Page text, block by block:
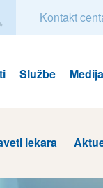
Kontakt
Službe
lekara